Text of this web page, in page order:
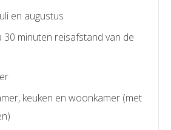
en augustus
30 minuten reisafstand van de
keuken en woonkamer (met